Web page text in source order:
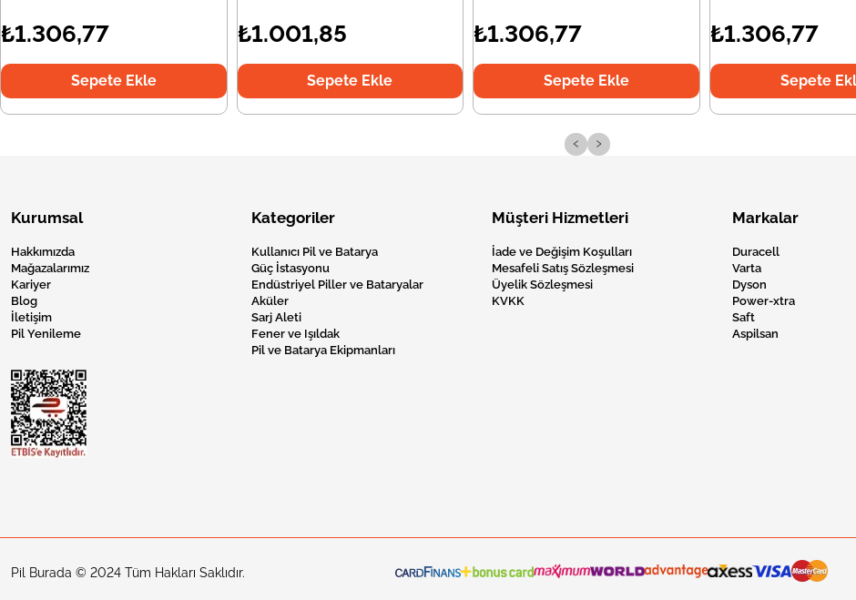
₺1.306,77
Sepete Ekle
₺1.001,85
Sepete Ekle
₺1.306,77
Sepete Ekle
₺1.306,77
Sepete
‹ ›
Kurumsal
Hakkımızda
Mağazalarımız
Kariyer
Blog
İletişim
Pil Yenileme
Kategoriler
Kullanıcı Pil ve Batarya
Güç İstasyonu
Endüstriyel Piller ve Bataryalar
Aküler
Sarj Aleti
Fener ve Işıldak
Pil ve Batarya Ekipmanları
Müşteri Hizmetleri
İade ve Değişim Koşulları
Mesafeli Satış Sözleşmesi
Üyelik Sözleşmesi
KVKK
Markalar
Duracell
Varta
Dyson
Power-xtra
Saft
Aspilsan
Pil Burada © 2024 Tüm Hakları Saklıdır.